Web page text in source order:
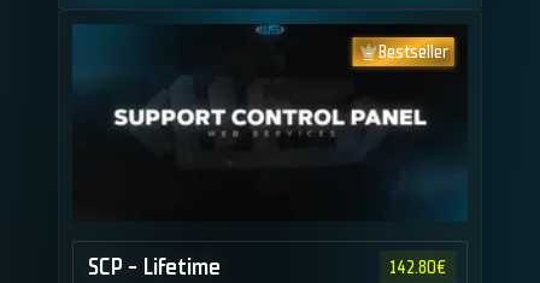
Bestseller
SCP - Lifetime 142.80€